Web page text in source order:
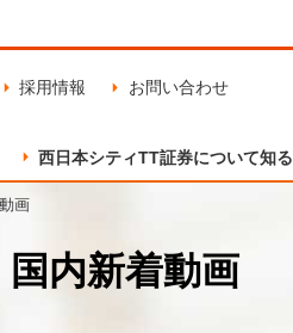
採用情報 お問い合わせ
国内債券
西日本シティTT証券について知る
画
国内新着動画